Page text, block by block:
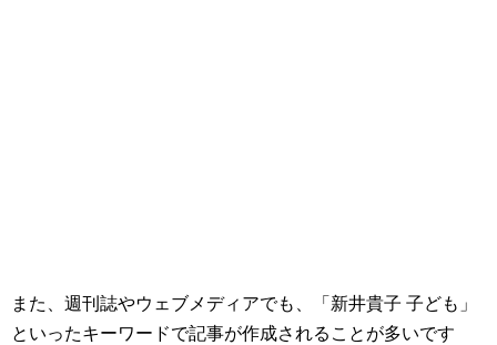
また、週刊誌やウェブメディアでも、「新井貴子 子ども」
といったキーワードで記事が作成されることが多いです